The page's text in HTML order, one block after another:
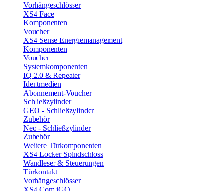
Vorhängeschlösser
XS4 Face
Komponenten
Voucher
XS4 Sense Energiemanagement
Komponenten
Voucher
Systemkomponenten
IQ 2.0 & Repeater
Identmedien
Abonnement-Voucher
Schließzylinder
GEO - Schließzylinder
Zubehör
Neo - Schließzylinder
Zubehör
Weitere Türkomponenten
XS4 Locker Spindschloss
Wandleser & Steuerungen
Türkontakt
Vorhängeschlösser
XS4 Com iGO